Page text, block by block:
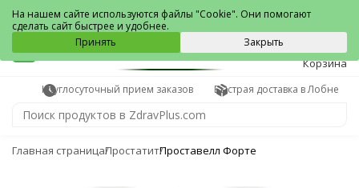
Лобня
0
Корзина
Круглосуточный прием заказов Быстрая доставка в Лобне
Главная страницаПростатитПроставелл Форте
На нашем сайте используются файлы "Cookie". Они помогают
сделать сайт быстрее и удобнее.
Принять
Закрыть